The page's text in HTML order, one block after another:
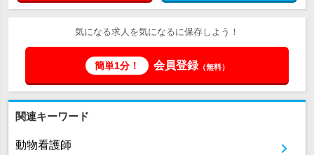
気になる求人を気になるに保存しよう！
簡単1分！ 会員登録（無料）
関連キーワード
動物看護師